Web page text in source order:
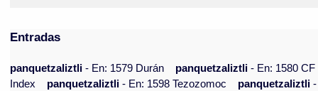
Entradas
panquetzaliztli- En: 1579 Durán panquetzaliztli- En: 1580 CF
Index
panquetzaliztli- En: 1598 Tezozomoc panquetzaliztli-